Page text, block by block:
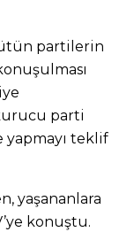
partilerin
parti
yapmayı teklif
yaşananlara
konuştu.